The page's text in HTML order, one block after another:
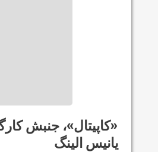
«کاپیتال»، جنبش
یانیس الینگ